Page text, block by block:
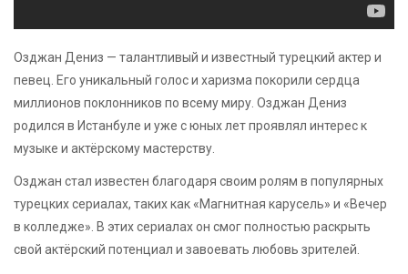
Озджан Дениз — талантливый и известный турецкий актер и
певец. Его уникальный голос и харизма покорили сердца
миллионов поклонников по всему миру. Озджан Дениз
родился в Истанбуле и уже с юных лет проявлял интерес к
музыке и актёрскому мастерству.
Озджан стал известен благодаря своим ролям в популярных
турецких сериалах, таких как «Магнитная карусель» и «Вечер
в колледже». В этих сериалах он смог полностью раскрыть
свой актёрский потенциал и завоевать любовь зрителей.